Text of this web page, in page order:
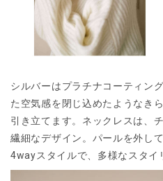
シルバーはプラチナコーティン
た空気感を閉じ込めたようなき
引き立てます。ネックレスは、
繊細なデザイン。パールを外し
4wayスタイルで、多様なスタイ